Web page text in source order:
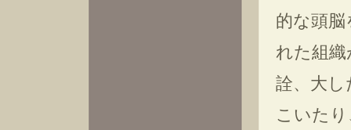
的な頭
れた組
詮、大
こいた